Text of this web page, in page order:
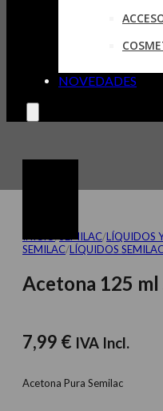
NOVEDADES
SEMILAC/LÍQUIDOS
SEMILAC/LÍQUIDOS
Acetona 125 ml
7,99 € IVA Incl.
Acetona Pura Semilac